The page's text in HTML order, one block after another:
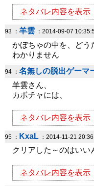
ネタバレ内容を表示
93 ： 羊雲 ：2014-09-07
かぼちゃの中を、どう
わかりません
94 ： 名無しの脱出ゲーマ
羊雲さん、
カボチャには、
ネタバレ内容を表示
95 ： KxaL ：2014-11-21
クリアした～のはいい
ネタバレ内容を表示